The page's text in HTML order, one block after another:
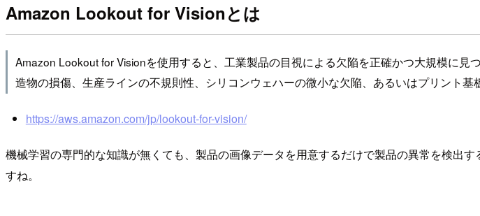
Amazon Lookout for Visionとは
Amazon Lookout for Visionを使用すると、工業製品の目視による欠陥を正確かつ大規模に
造物の損傷、生産ラインの不規則性、シリコンウェハーの微小な欠陥、あるいはプリント
https://aws.amazon.com/jp/lookout-for-vision/
機械学習の専門的な知識が無くても、製品の画像データを用意するだけで製品の異常を検出
すね。